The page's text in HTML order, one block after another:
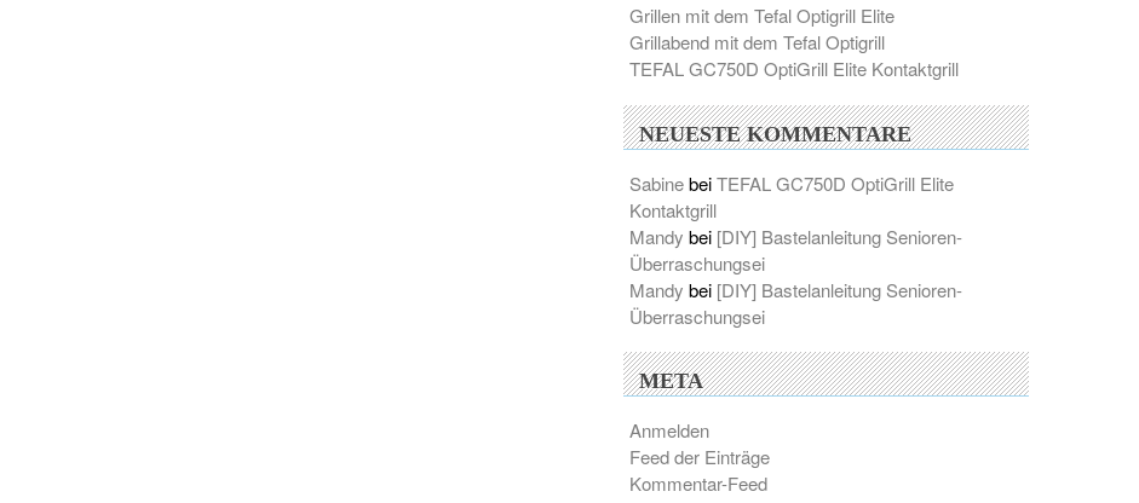
Grillen mit dem Tefal Optigrill Elite
Grillabend mit dem Tefal Optigrill
TEFAL GC750D OptiGrill Elite Kontaktgrill
NEUESTE KOMMENTARE
SabinebeiTEFAL GC750D OptiGrill Elite
Kontaktgrill
Mandy bei [DIY] Bastelanleitung Senioren-
Überraschungsei
Mandy bei [DIY] Bastelanleitung Senioren-
Überraschungsei
META
Anmelden
Feed der Einträge
Kommentar-Feed